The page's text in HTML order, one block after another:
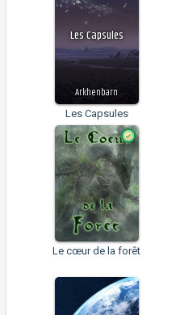
Les Capsules
Arkhenbarn
Les Capsules
Le cœur de la forêt